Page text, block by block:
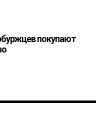
покупают